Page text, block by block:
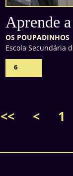
Aprende
OS POUPADINHOS
Escola Secundária
6
<< < 1